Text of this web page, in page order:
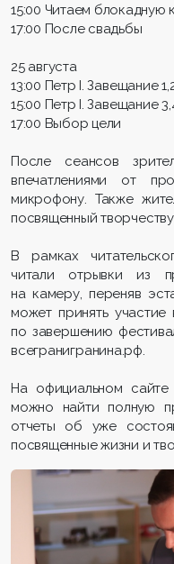
15:00 Читаем блокадную
17:00 После свадьбы
25 августа
13:00 Петр I. Завещание
15:00 Петр I. Завещание
17:00 Выбор цели
После сеансов
впечатлениями от
микрофону. Также
посвященный творчеству
В рамках
читали отрывки из
на камеру, переняв
может принять участие
по завершению
всегранигранина.рф.
На официальном сайте
можно найти полную
отчеты об уже
посвященные жизни и